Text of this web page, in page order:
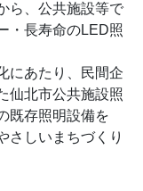
ら、公共施設等で
・長寿命のLED照
にあたり、民間企
仙北市公共施設照
既存照明設備を
さしいまちづくり